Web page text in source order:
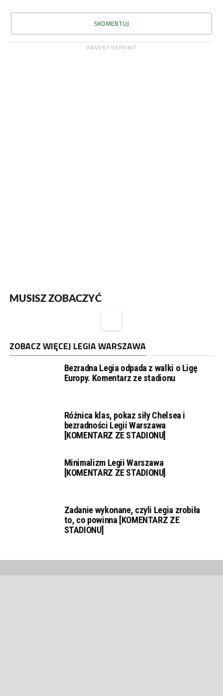
SKOMENTUJ
ADVERTISEMENT
MUSISZ ZOBACZYĆ
ZOBACZ WIĘCEJ LEGIA WARSZAWA
Bezradna Legia odpada z walki o Ligę
Europy. Komentarz ze stadionu
Różnica klas, pokaz siły Chelsea i
bezradności Legii Warszawa
[KOMENTARZ ZE STADIONU]
Minimalizm Legii Warszawa
[KOMENTARZ ZE STADIONU]
Zadanie wykonane, czyli Legia zrobiła
to, co powinna [KOMENTARZ ZE
STADIONU]